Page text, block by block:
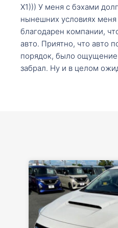
X1))) У меня с бэхами
нынешних условиях
благодарен компании,
авто. Приятно, что авто
порядок, было ощущение
забрал. Ну и в целом